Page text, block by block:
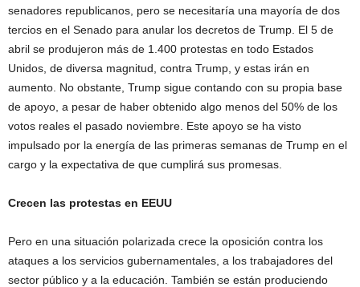
senadores republicanos, pero se necesitaría una mayoría de dos
tercios en el Senado para anular los decretos de Trump. El 5 de
abril se produjeron más de 1.400 protestas en todo Estados
Unidos, de diversa magnitud, contra Trump, y estas irán en
aumento. No obstante, Trump sigue contando con su propia base
de apoyo, a pesar de haber obtenido algo menos del 50% de los
votos reales el pasado noviembre. Este apoyo se ha visto
impulsado por la energía de las primeras semanas de Trump en el
cargo y la expectativa de que cumplirá sus promesas.
Crecen las protestas en EEUU
Pero en una situación polarizada crece la oposición contra los
ataques a los servicios gubernamentales, a los trabajadores del
sector público y a la educación. También se están produciendo